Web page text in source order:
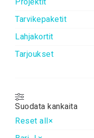
Tarvikepaketit
Lahjakortit
Tarjoukset
Suodata kankaita
Reset all×